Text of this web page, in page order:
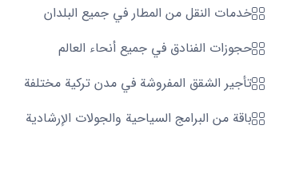
خدمات النقل من المطار في جميع البلدان
حجوزات الفنادق في جميع أنحاء العالم
تأجير الشقق المفروشة في مدن تركية مختلفة
باقة من البرامج السياحية والجولات الإرشادية